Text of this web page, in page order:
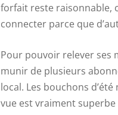
forfait reste raisonnable,
connecter parce que
Pour pouvoir relever ses
munir de plusieurs
local. Les bouchons
vue est vraiment superbe